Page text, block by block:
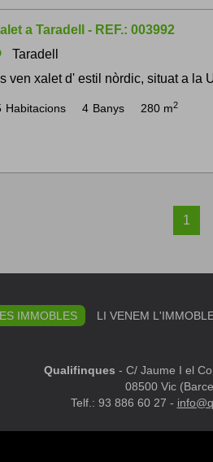
a Taradell - REF.: 003992
Taradell
ven xalet d' estil nòrdic, situat a la
Habitacions 4 Banys 280 m2
1
IMMOBLES LI VENEM
Qualifinques - C/ Jaume I el
08500 Vic
Telf.: 93 886 60 27 -